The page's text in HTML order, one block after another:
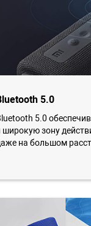
5.0
5.0
широкую зону
на большом